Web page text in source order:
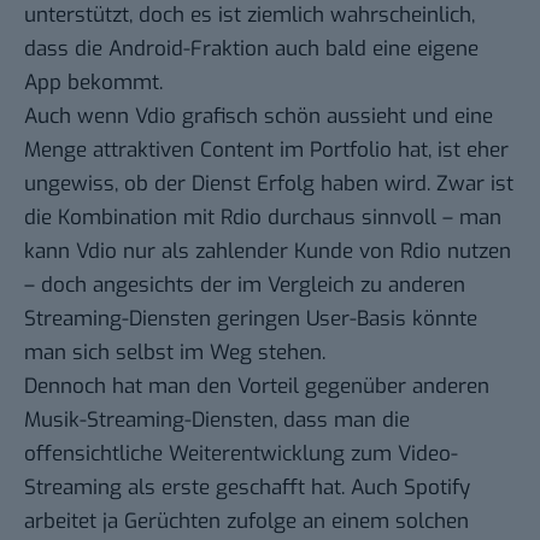
unterstützt, doch es ist ziemlich wahrscheinlich,
dass die Android-Fraktion auch bald eine eigene
App bekommt.
Auch wenn Vdio grafisch schön aussieht und eine
Menge attraktiven Content im Portfolio hat, ist eher
ungewiss, ob der Dienst Erfolg haben wird. Zwar ist
die Kombination mit Rdio durchaus sinnvoll – man
kann Vdio nur als zahlender Kunde von Rdio nutzen
– doch angesichts der im Vergleich zu anderen
Streaming-Diensten geringen User-Basis könnte
man sich selbst im Weg stehen.
Dennoch hat man den Vorteil gegenüber anderen
Musik-Streaming-Diensten, dass man die
offensichtliche Weiterentwicklung zum Video-
Streaming als erste geschafft hat. Auch Spotify
arbeitet ja Gerüchten zufolge an einem solchen